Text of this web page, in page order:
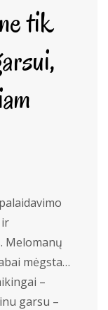
tik
Melomanų
mėgsta…
–
garsu –